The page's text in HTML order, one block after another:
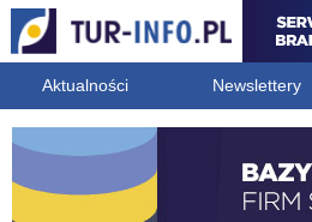
Aktualności Newslettery